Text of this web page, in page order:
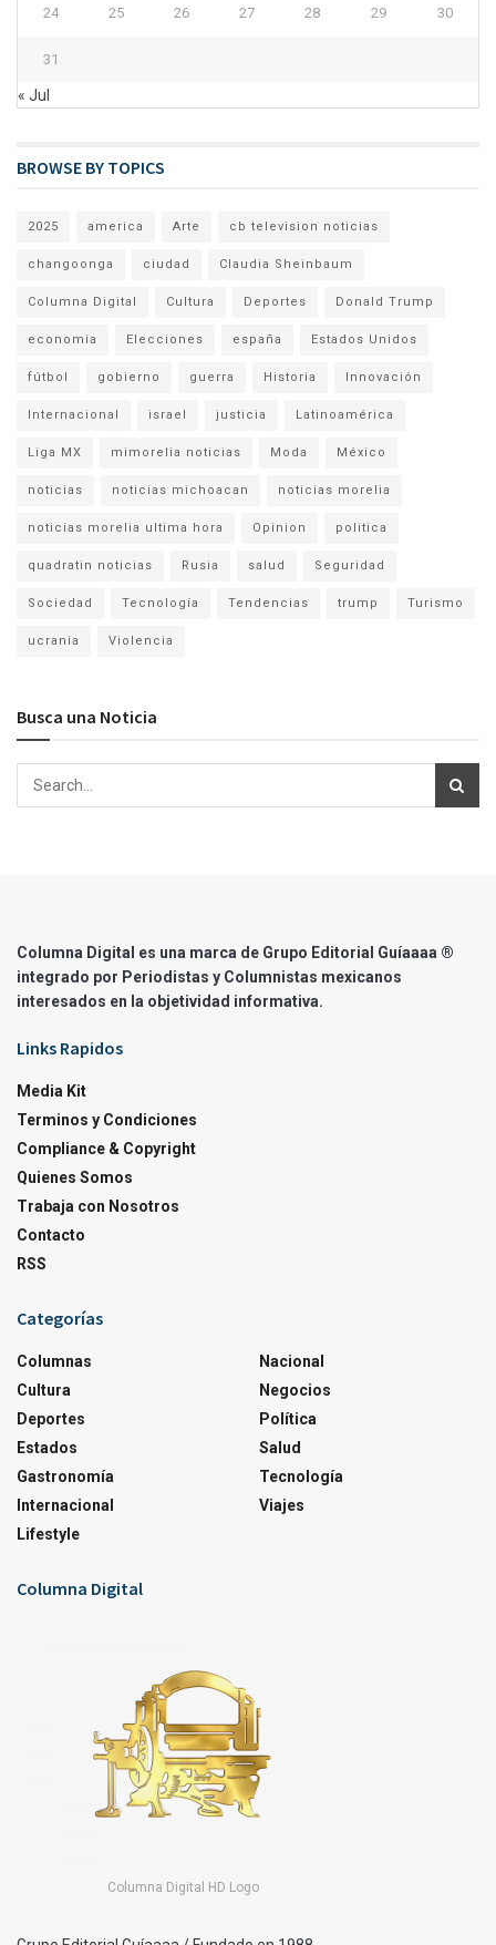
24 25 26 27 28 29 30
31
« Jul
BROWSE BY TOPICS
2025 america Arte cb television noticias
changoonga ciudad Claudia Sheinbaum
Columna Digital Cultura Deportes Donald Trump
economia Elecciones españa Estados Unidos
fútbol gobierno guerra Historia Innovación
Internacional israel justicia Latinoamérica
Liga MX mimorelia noticias Moda México
noticias noticias michoacan noticias morelia
noticias morelia ultima hora Opinion politica
quadratin noticias Rusia salud Seguridad
Sociedad Tecnología Tendencias trump Turismo
ucrania Violencia
Busca una Noticia
Columna Digital es una marca de Grupo Editorial Guíaaaa ®
integrado por Periodistas y Columnistas mexicanos
interesados en la objetividad informativa.
Links Rapidos
Media Kit
Terminos y Condiciones
Compliance & Copyright
Quienes Somos
Trabaja con Nosotros
Contacto
RSS
Categorías
Columnas
Cultura
Deportes
Estados
Gastronomía
Internacional
Lifestyle
Nacional
Negocios
Política
Salud
Tecnología
Viajes
Columna Digital
Columna Digital HD Logo